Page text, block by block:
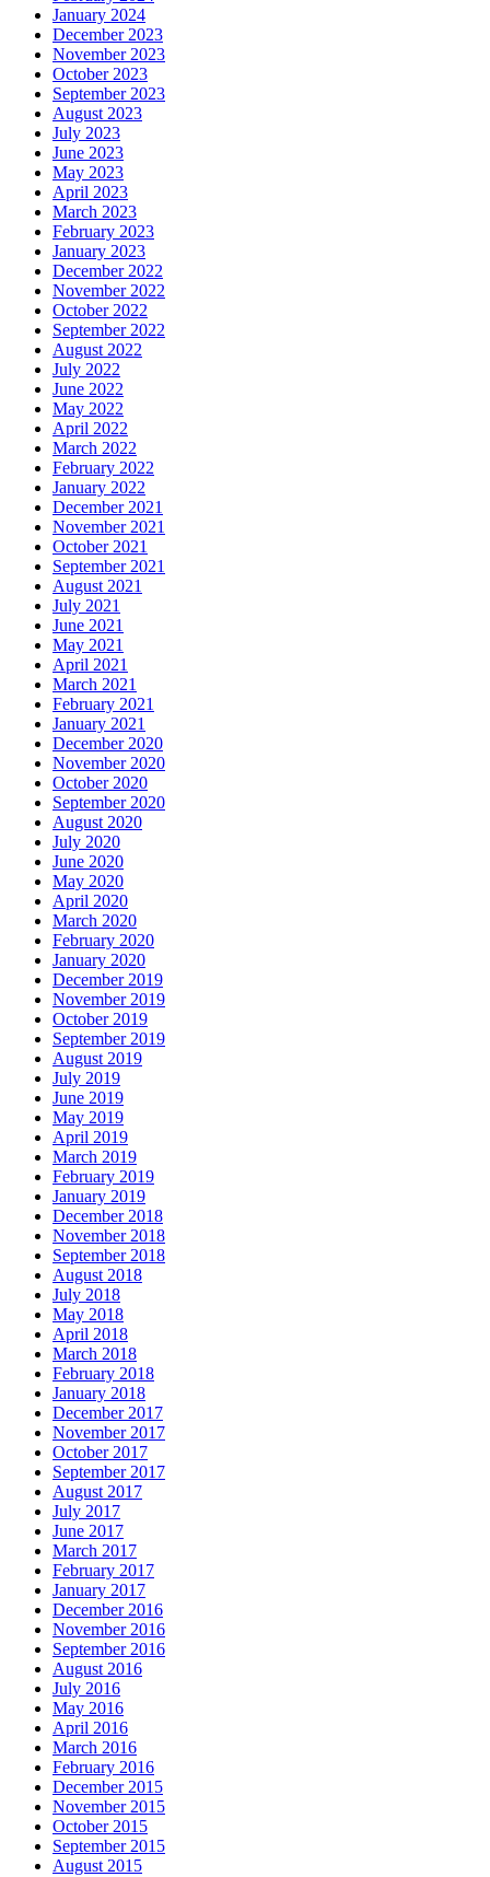
January 2024
December 2023
November 2023
October 2023
September 2023
August 2023
July 2023
June 2023
May 2023
April 2023
March 2023
February 2023
January 2023
December 2022
November 2022
October 2022
September 2022
August 2022
July 2022
June 2022
May 2022
April 2022
March 2022
February 2022
January 2022
December 2021
November 2021
October 2021
September 2021
August 2021
July 2021
June 2021
May 2021
April 2021
March 2021
February 2021
January 2021
December 2020
November 2020
October 2020
September 2020
August 2020
July 2020
June 2020
May 2020
April 2020
March 2020
February 2020
January 2020
December 2019
November 2019
October 2019
September 2019
August 2019
July 2019
June 2019
May 2019
April 2019
March 2019
February 2019
January 2019
December 2018
November 2018
September 2018
August 2018
July 2018
May 2018
April 2018
March 2018
February 2018
January 2018
December 2017
November 2017
October 2017
September 2017
August 2017
July 2017
June 2017
March 2017
February 2017
January 2017
December 2016
November 2016
September 2016
August 2016
July 2016
May 2016
April 2016
March 2016
February 2016
December 2015
November 2015
October 2015
September 2015
August 2015